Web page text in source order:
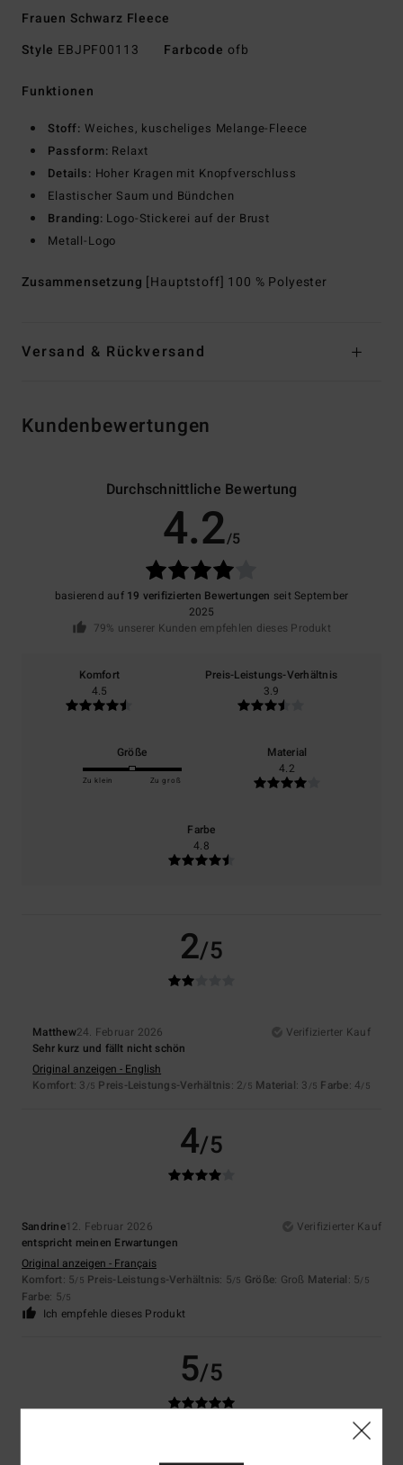
Frauen Schwarz Fleece
Style EBJPF00113 Farbcode ofb
Funktionen
Stoff: Weiches, kuscheliges Melange-Fleece
Passform: Relaxt
Details: Hoher Kragen mit Knopfverschluss
Elastischer Saum und Bündchen
Branding: Logo-Stickerei auf der Brust
Metall-Logo
Zusammensetzung [Hauptstoff] 100 % Polyester
Versand & Rückversand
Kundenbewertungen
Durchschnittliche Bewertung
4.2/5
basierend auf 19 verifizierten Bewertungen seit September
2025
79% unserer Kunden empfehlen dieses Produkt
Komfort
4.5
Preis-Leistungs-Verhältnis
3.9
Größe
Zu klein Zu groß
Material
4.2
Farbe
4.8
2/5
Matthew24. Februar 2026
Verifizierter Kauf
Sehr kurz und fällt nicht schön
Original anzeigen - English
Komfort: 3 /5 Preis-Leistungs-Verhältnis: 2/5 Material: 3 /5 Farbe: 4/5
4/5
Sandrine12. Februar 2026
Verifizierter Kauf
entspricht meinen Erwartungen
Original anzeigen - Français
Komfort: 5/5 Preis-Leistungs-Verhältnis: 5/5 Größe: Groß Material: 5/5
Farbe: 5/5
Ich empfehle dieses Produkt
5/5